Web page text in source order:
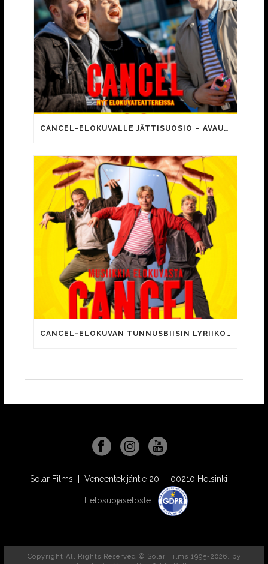
CANCEL-ELOKUVALLE JÄTTISUOSIO – AVAUSPÄIVÄNÄ JO 15 492 KATSOJAA!
CANCEL-ELOKUVAN TUNNUSBIISIN LYRIIKOISSA TUTTUJA MEEMIHOKEMIA YOUTUBE-VIDEOILTA!
Solar Films | Veneentekijäntie 20 | 00210 Helsinki |
Tietosuojaseloste
Copyright All Rights Reserved © Solar Films 1995-2026, by